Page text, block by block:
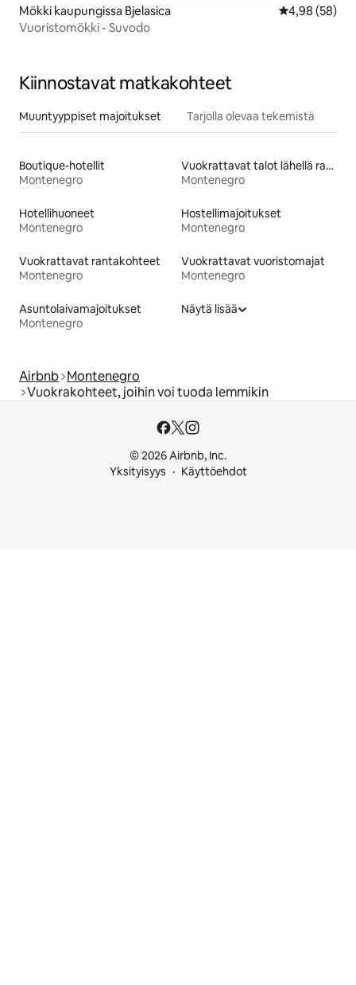
Mökki kaupungissa Bjelasica
4,98 (58)
Vuoristomökki - Suvodo
Kiinnostavat matkakohteet
Muuntyyppiset majoitukset Tarjolla olevaa tekemistä
Boutique-hotellit
Montenegro
Vuokrattavat talot lähellä rantaa
Montenegro
Hotellihuoneet
Montenegro
Hostellimajoitukset
Montenegro
Vuokrattavat rantakohteet
Montenegro
Vuokrattavat vuoristomajat
Montenegro
Asuntolaivamajoitukset
Montenegro
Näytä lisää
Airbnb Montenegro
Vuokrakohteet, joihin voi tuoda lemmikin
© 2026 Airbnb, Inc.
Yksityisyys
Käyttöehdot